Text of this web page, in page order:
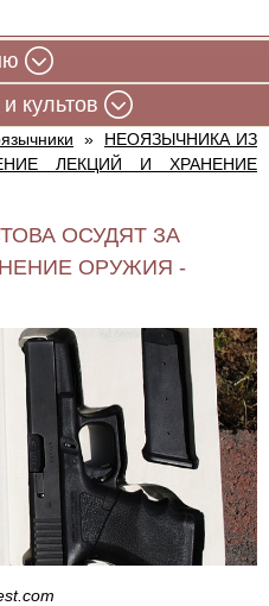
культов
»
НЕОЯЗЫЧНИКА ИЗ
ЛЕКЦИЙ И ХРАНЕНИЕ
ОСУДЯТ ЗА
ОРУЖИЯ -